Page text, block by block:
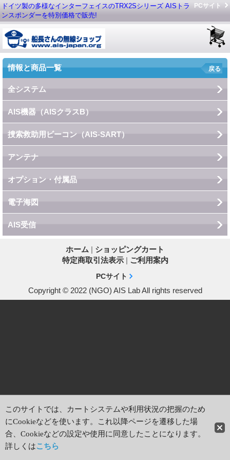
ドイツ製の多様なインターフェイスのTRX2Sシリーズ AISトラ
ンスポンダーを特別価格で販売!
PCサイト
情報と商品一覧 戻る
全システム
AIS機器（AISクラスB）
捜索救助用ビーコン（AIS-SART）
アンテナ
オプション・付属品
電子海図
AIS受信
ホーム | ショッピングカート
特定商取引法表示 | ご利用案内
PCサイト
Copyright © 2022 (NGO) AIS Lab All rights reserved
このサイトでは、カートシステムや利用状況の把握のため
にCookieなどを使います。これ以降ページを遷移した場
合、Cookieなどの設定や使用に同意したことになります。
詳しくはこちら